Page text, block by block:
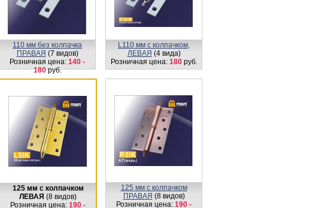
110 мм без колпачка
ПРАВАЯ (7 видов)
Розничная цена: 140 -
180руб.
L110 мм с колпачком,
ЛЕВАЯ (4 вида)
Розничная цена: 180руб.
125 мм с колпачком
ЛЕВАЯ (8 видов)
Розничная цена: 190 -
125 мм с колпачком
ПРАВАЯ (8 видов)
Розничная цена: 190 -